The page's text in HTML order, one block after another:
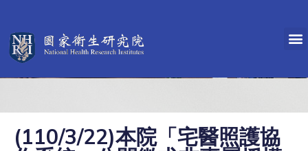
(110/3/22)本院「宅醫照護協